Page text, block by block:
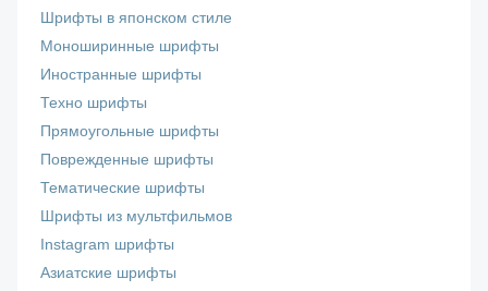
Шрифты в японском стиле
Моноширинные шрифты
Иностранные шрифты
Техно шрифты
Прямоугольные шрифты
Поврежденные шрифты
Тематические шрифты
Шрифты из мультфильмов
Instagram шрифты
Азиатские шрифты